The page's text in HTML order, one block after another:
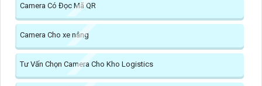
Camera Có Đọc Mã QR
Camera Cho xe nâng
Tư Vấn Chọn Camera Cho Kho Logistics